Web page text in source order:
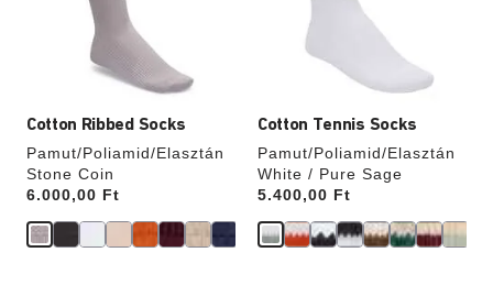
Cotton Ribbed Socks
Pamut/Poliamid/Elasztán
Stone Coin
Price:
6.000,00 Ft
termékképet
Cotton Tennis Socks
Pamut/Poliamid/Elasztán
White / Pure Sage
Price:
5.400,00 Ft
termékképet